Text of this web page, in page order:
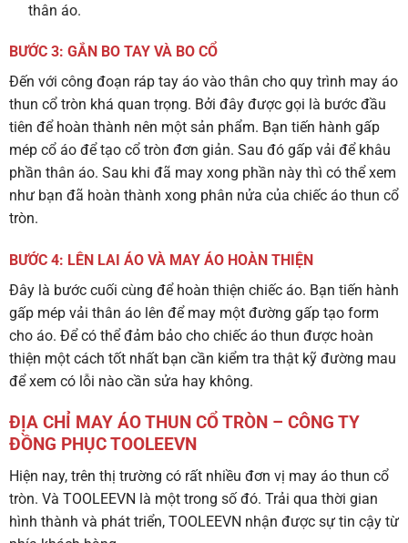
thân áo.
BƯỚC 3: GẮN BO TAY VÀ BO CỔ
Đến với công đoạn ráp tay áo vào thân cho quy trình may áo
thun cổ tròn khá quan trọng. Bởi đây được gọi là bước đầu
tiên để hoàn thành nên một sản phẩm. Bạn tiến hành gấp
mép cổ áo để tạo cổ tròn đơn giản. Sau đó gấp vải để khâu
phần thân áo. Sau khi đã may xong phần này thì có thể xem
như bạn đã hoàn thành xong phân nửa của chiếc áo thun cổ
tròn.
BƯỚC 4: LÊN LAI ÁO VÀ MAY ÁO HOÀN THIỆN
Đây là bước cuối cùng để hoàn thiện chiếc áo. Bạn tiến hành
gấp mép vải thân áo lên để may một đường gấp tạo form
cho áo. Để có thể đảm bảo cho chiếc áo thun được hoàn
thiện một cách tốt nhất bạn cần kiểm tra thật kỹ đường mau
để xem có lỗi nào cần sửa hay không.
ĐỊA CHỈ MAY ÁO THUN CỔ TRÒN – CÔNG TY
ĐỒNG PHỤC TOOLEEVN
Hiện nay, trên thị trường có rất nhiều đơn vị may áo thun cổ
tròn. Và TOOLEEVN là một trong số đó. Trải qua thời gian
hình thành và phát triển, TOOLEEVN nhận được sự tin cậy từ